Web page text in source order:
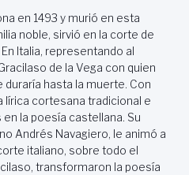
en 1493 y murió en esta
noble, sirvió en la corte de
Italia, representando al
de la Vega con quien
duraría hasta la muerte. Con
lírica cortesana tradicional e
la poesía castellana. Su
Andrés Navagiero, le animó a
italiano, sobre todo el
transformaron la poesía